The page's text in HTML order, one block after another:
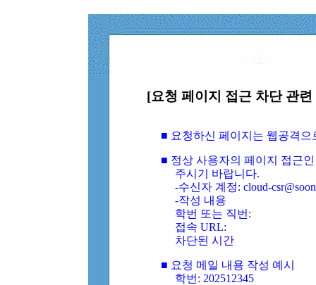
[요청 페이지 접근 차단 관
■ 요청하신 페이지는 웹공격
■ 정상 사용자의 페이지 접근
주시기 바랍니다.
-수신자 계정: cloud-
-작성 내용
학번 또는 직번:
접속 URL:
차단된 시간
■ 요청 메일 내용 작성 예시
학번: 202512345